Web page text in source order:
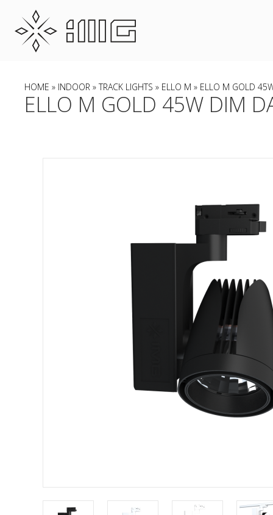
HOME » INDOOR »TRACK LIGHTS » ELLO M » ELLO M GOLD
ELLO M GOLD 45W DIM